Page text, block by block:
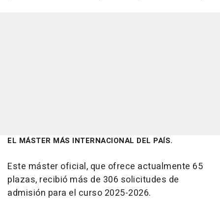
EL MÁSTER MÁS INTERNACIONAL DEL PAÍS.
Este máster oficial, que ofrece actualmente 65
plazas, recibió más de 306 solicitudes de
admisión para el curso 2025-2026.